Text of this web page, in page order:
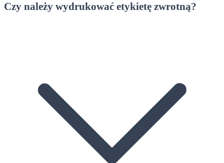
Czy należy wydrukować etykietę zwrotną?